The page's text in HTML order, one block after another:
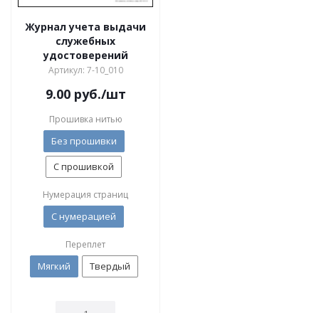
Журнал учета выдачи
служебных
удостоверений
Артикул: 7-10_010
9.00руб./шт
Прошивка нитью
Без прошивки
С прошивкой
Нумерация страниц
С нумерацией
Переплет
Мягкий Твердый